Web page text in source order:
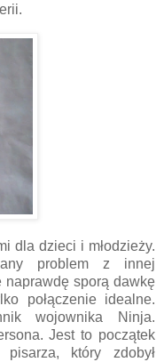
dla dzieci i młodzieży.
problem z innej
naprawdę sporą dawkę
połączenie idealne.
wojownika Ninja.
Jest to początek
który zdobył